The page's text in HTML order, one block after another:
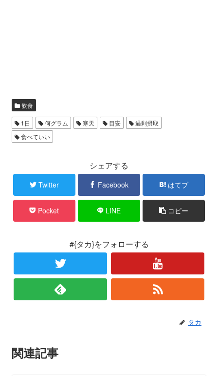
飲食
1日 何グラム 寒天 目安
過剰摂取
食べていい
シェアする
Twitter Facebook はてブ
Pocket LINE コピー
#{タカ}をフォローする
タカ
関連記事